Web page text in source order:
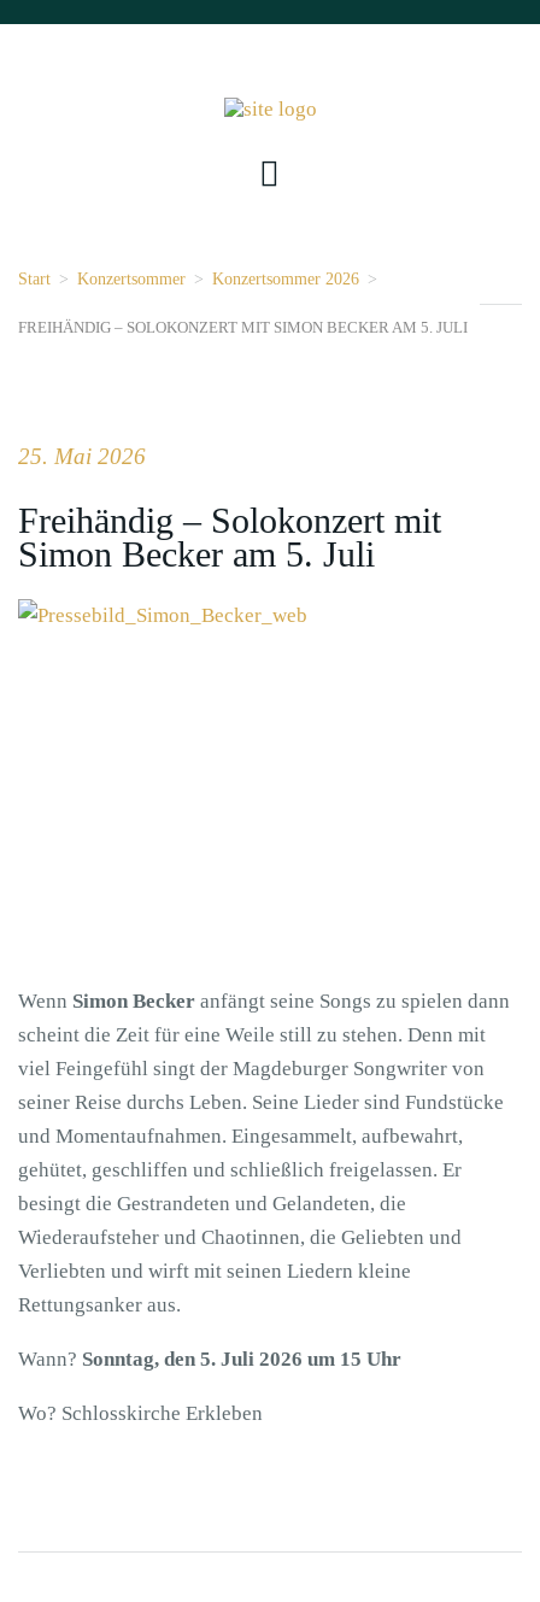
Start > Konzertsommer > Konzertsommer 2026 >
FREIHÄNDIG – SOLOKONZERT MIT SIMON BECKER AM 5. JULI
25. Mai 2026
Freihändig – Solokonzert mit
Simon Becker am 5. Juli
Wenn Simon Becker anfängt seine Songs zu spielen dann
scheint die Zeit für eine Weile still zu stehen. Denn mit
viel Feingefühl singt der Magdeburger Songwriter von
seiner Reise durchs Leben. Seine Lieder sind Fundstücke
und Momentaufnahmen. Eingesammelt, aufbewahrt,
gehütet, geschliffen und schließlich freigelassen. Er
besingt die Gestrandeten und Gelandeten, die
Wiederaufsteher und Chaotinnen, die Geliebten und
Verliebten und wirft mit seinen Liedern kleine
Rettungsanker aus.
Wann? Sonntag, den 5. Juli 2026 um 15 Uhr
Wo? Schlosskirche Erkleben